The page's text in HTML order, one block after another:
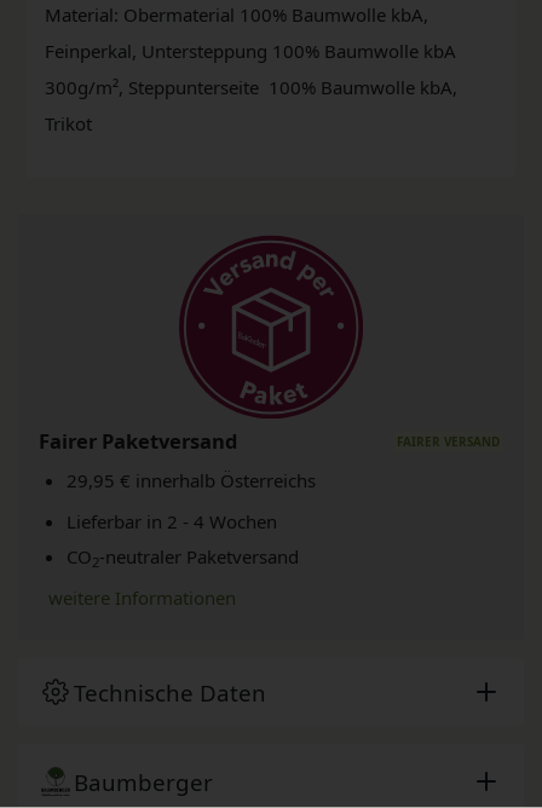
Material: Obermaterial 100% Baumwolle kbA,
Feinperkal, Untersteppung 100% Baumwolle kbA
300g/m², Steppunterseite 100% Baumwolle kbA,
Trikot
Fairer Paketversand
29,95 € innerhalb Österreichs
Lieferbar in 2 - 4 Wochen
CO2-neutraler Paketversand
weitere Informationen
Technische Daten
Baumberger